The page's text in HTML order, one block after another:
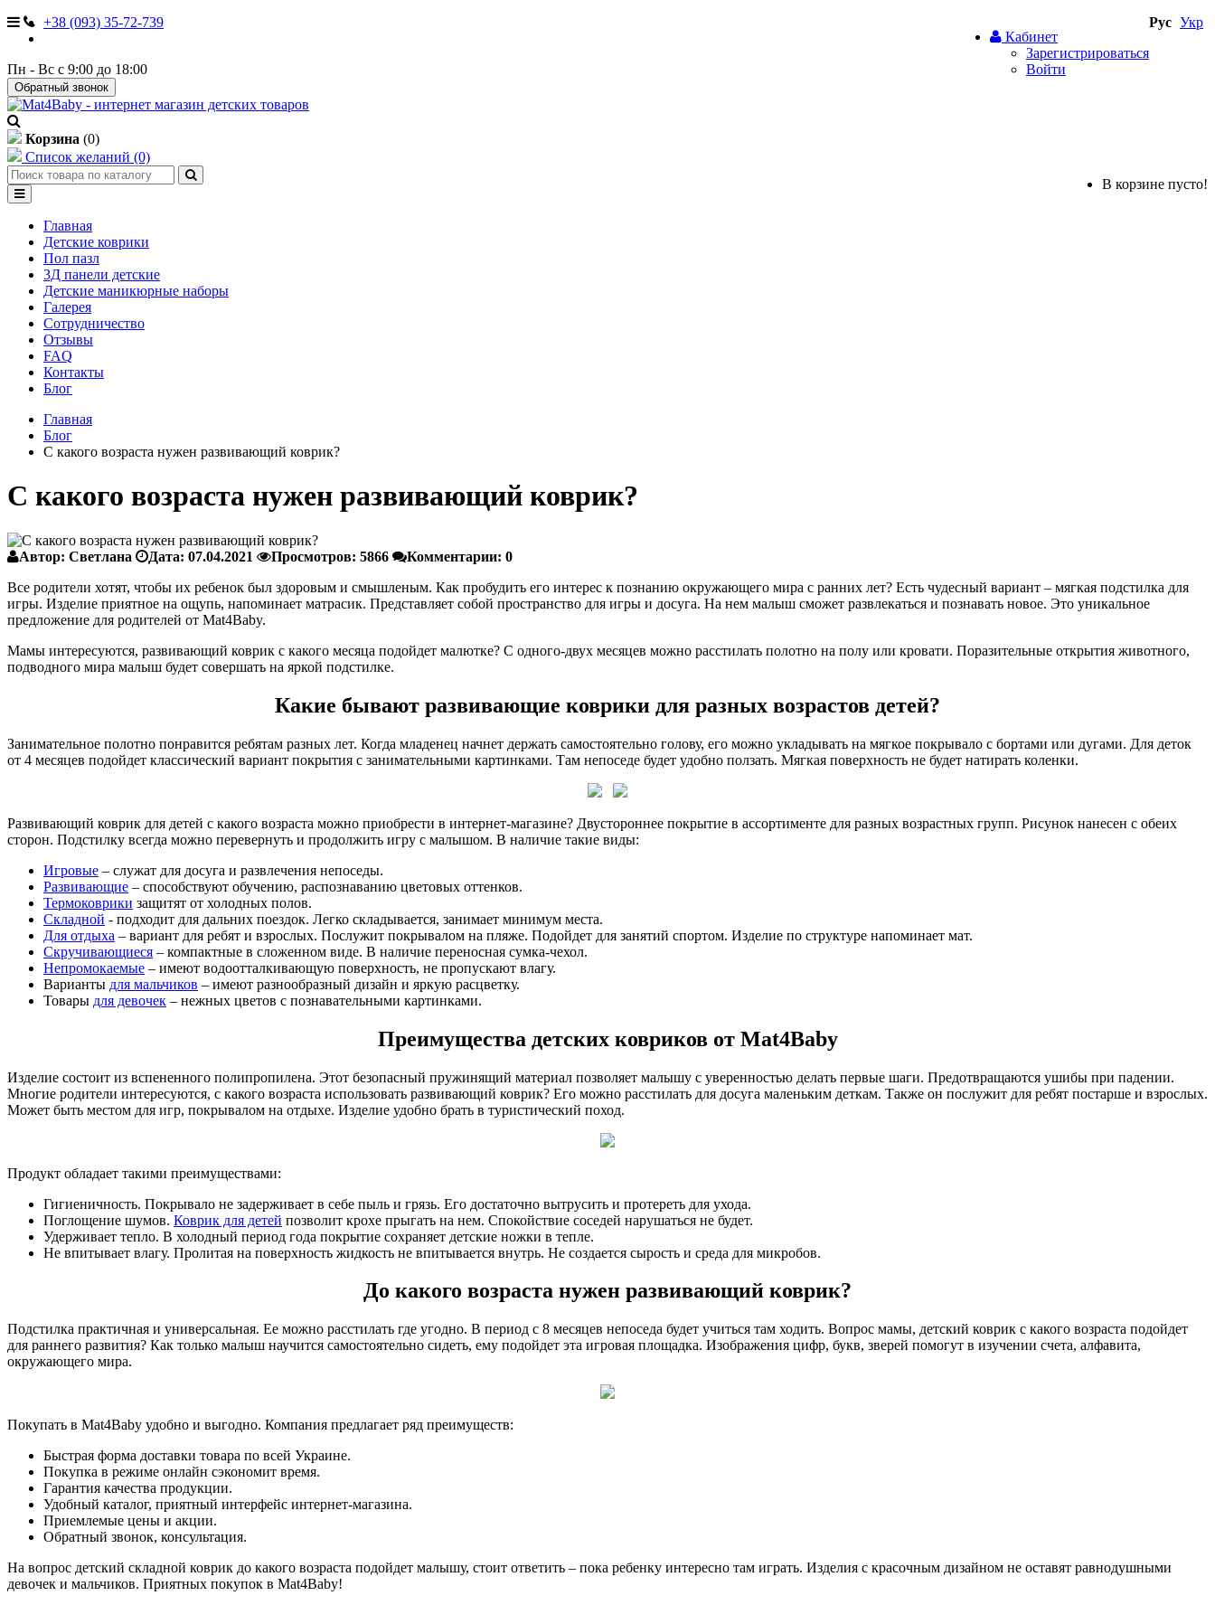
Рус Укр
Кабинет
Зарегистрироваться
Войти
+38 (093) 35-72-739
Пн - Вс с 9:00 до 18:00
Обратный звонок
Корзина (0)
В корзине пусто!
Список желаний (0)
Главная
Детские коврики
Пол пазл
3Д панели детские
Детские маникюрные наборы
Галерея
Сотрудничество
Отзывы
FAQ
Контакты
Блог
Главная
Блог
С какого возраста нужен развивающий коврик?
С какого возраста нужен развивающий коврик?
Автор: Светлана Дата: 07.04.2021 Просмотров: 5866 Комментарии: 0
Все родители хотят, чтобы их ребенок был здоровым и смышленым. Как пробудить его интерес к познанию окружающего мира с ранних лет? Есть чудесный вариант – мягкая подстилка для
игры. Изделие приятное на ощупь, напоминает матрасик. Представляет собой пространство для игры и досуга. На нем малыш сможет развлекаться и познавать новое. Это уникальное
предложение для родителей от Mat4Baby.
Мамы интересуются, развивающий коврик с какого месяца подойдет малютке? С одного-двух месяцев можно расстилать полотно на полу или кровати. Поразительные открытия животного,
подводного мира малыш будет совершать на яркой подстилке.
Какие бывают развивающие коврики для разных возрастов детей?
Занимательное полотно понравится ребятам разных лет. Когда младенец начнет держать самостоятельно голову, его можно укладывать на мягкое покрывало с бортами или дугами. Для деток
от 4 месяцев подойдет классический вариант покрытия с занимательными картинками. Там непоседе будет удобно ползать. Мягкая поверхность не будет натирать коленки.
Развивающий коврик для детей с какого возраста можно приобрести в интернет-магазине? Двустороннее покрытие в ассортименте для разных возрастных групп. Рисунок нанесен с обеих
сторон. Подстилку всегда можно перевернуть и продолжить игру с малышом. В наличие такие виды:
Игровые – служат для досуга и развлечения непоседы.
Развивающие – способствуют обучению, распознаванию цветовых оттенков.
Термоковрики защитят от холодных полов.
Складной - подходит для дальних поездок. Легко складывается, занимает минимум места.
Для отдыха – вариант для ребят и взрослых. Послужит покрывалом на пляже. Подойдет для занятий спортом. Изделие по структуре напоминает мат.
Скручивающиеся – компактные в сложенном виде. В наличие переносная сумка-чехол.
Непромокаемые – имеют водоотталкивающую поверхность, не пропускают влагу.
Варианты для мальчиков – имеют разнообразный дизайн и яркую расцветку.
Товары для девочек – нежных цветов с познавательными картинками.
Преимущества детских ковриков от Mat4Baby
Изделие состоит из вспененного полипропилена. Этот безопасный пружинящий материал позволяет малышу с уверенностью делать первые шаги. Предотвращаются ушибы при падении.
Многие родители интересуются, с какого возраста использовать развивающий коврик? Его можно расстилать для досуга маленьким деткам. Также он послужит для ребят постарше и взрослых.
Может быть местом для игр, покрывалом на отдыхе. Изделие удобно брать в туристический поход.
Продукт обладает такими преимуществами:
Гигиеничность. Покрывало не задерживает в себе пыль и грязь. Его достаточно вытрусить и протереть для ухода.
Поглощение шумов. Коврик для детей позволит крохе прыгать на нем. Спокойствие соседей нарушаться не будет.
Удерживает тепло. В холодный период года покрытие сохраняет детские ножки в тепле.
Не впитывает влагу. Пролитая на поверхность жидкость не впитывается внутрь. Не создается сырость и среда для микробов.
До какого возраста нужен развивающий коврик?
Подстилка практичная и универсальная. Ее можно расстилать где угодно. В период с 8 месяцев непоседа будет учиться там ходить. Вопрос мамы, детский коврик с какого возраста подойдет
для раннего развития? Как только малыш научится самостоятельно сидеть, ему подойдет эта игровая площадка. Изображения цифр, букв, зверей помогут в изучении счета, алфавита,
окружающего мира.
Покупать в Mat4Baby удобно и выгодно. Компания предлагает ряд преимуществ:
Быстрая форма доставки товара по всей Украине.
Покупка в режиме онлайн сэкономит время.
Гарантия качества продукции.
Удобный каталог, приятный интерфейс интернет-магазина.
Приемлемые цены и акции.
Обратный звонок, консультация.
На вопрос детский складной коврик до какого возраста подойдет малышу, стоит ответить – пока ребенку интересно там играть. Изделия с красочным дизайном не оставят равнодушными
девочек и мальчиков. Приятных покупок в Mat4Baby!